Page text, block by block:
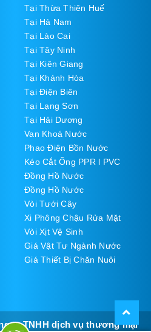
Tại Thừa Thiên Huế
Tại Hà Nam
Tại Lào Cai
Tại Tây Ninh
Tại Kiên Giang
Tại Khánh Hòa
Tại Điện Biên
Tại Lạng Sơn
Tại Hải Dương
Van Khoá Nước
Phao Điện Bồn Nước
Kéo Cắt Ống PPR l PVC
Đồng Hồ Nước
Đồng Hồ Nước
Vòi Tưới Cây
Xi Phông Chậu Rửa Mặt
Vòi Xịt Vệ Sinh
Giá Vật Tư Ngành Nước
Giá Thiết Bị Chăn Nuôi
ty TNHH dịch vụ thương mại